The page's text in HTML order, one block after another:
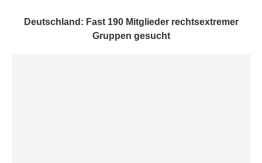
Deutschland: Fast 190 Mitglieder rechtsextremer
Gruppen gesucht